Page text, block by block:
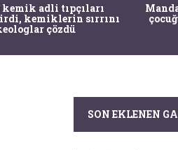
adli tıpçıları
kemiklerin sırrını
çözdü
SON EKLENEN